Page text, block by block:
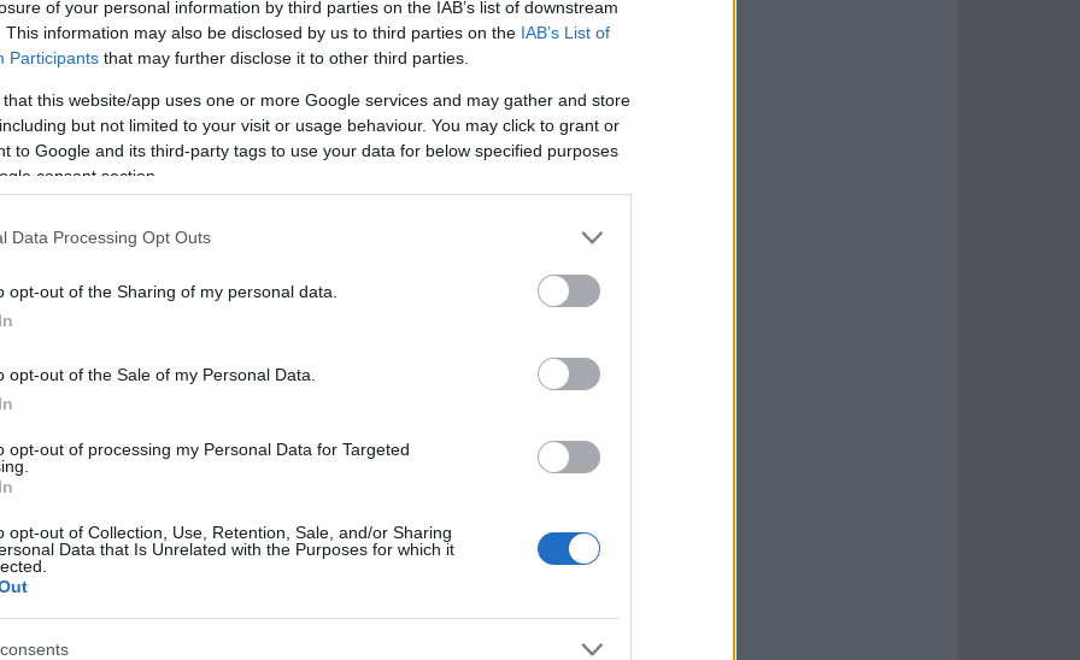
of your personal information by third parties on the IAB’s list of downstream
This information may also be disclosed by us to third parties on the IAB’s List of
Participants that may further disclose it to other third parties.
that this website/app uses one or more Google services and may gather and store
but not limited to your visit or usage behaviour. You may click to grant or
to Google and its third-party tags to use your data for below specified purposes
consent section.
Data Processing Opt Outs
opt-out of the Sharing of my personal data.
opt-out of the Sale of my Personal Data.
opt-out of processing my Personal Data for Targeted
opt-out of Collection, Use, Retention, Sale, and/or Sharing
Data that Is Unrelated with the Purposes for which it
organizzata dei contenuti pubblicati, utile
che seguono il
campionato
spiegazione dei casi disciplinari e dei